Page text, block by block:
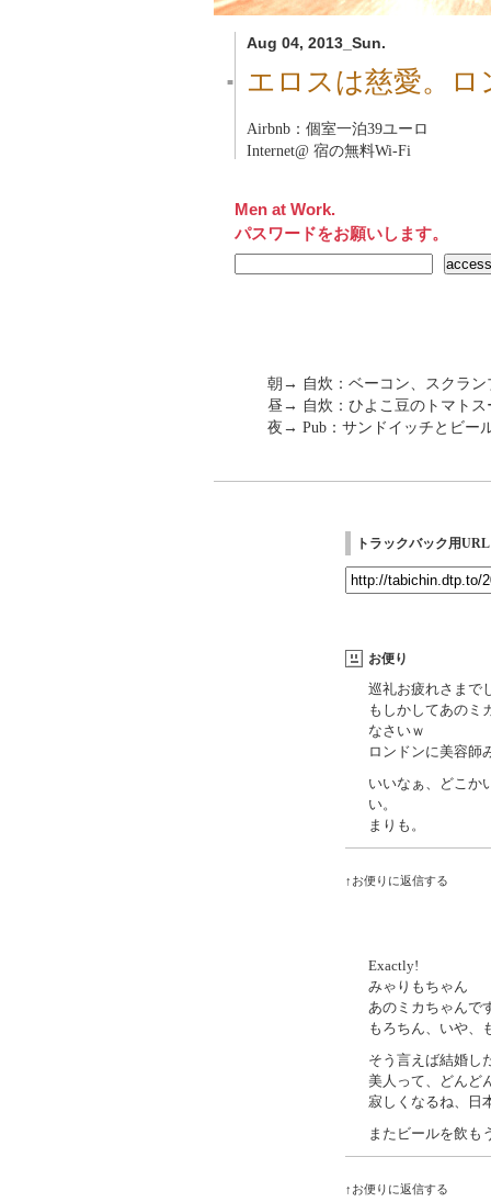
Aug 04, 2013_Sun.
■ エロスは慈愛。
Airbnb：個室一泊39ユーロ
Internet@ 宿の無料Wi-Fi
Men at Work.
パスワードをお願いします。
朝→ 自炊：ベーコン、スクラン
昼→ 自炊：ひよこ豆のトマトス
夜→ Pub：サンドイッチとビー
トラックバック用URL
お便り
巡礼お疲れさまで
もしかしてあのミ
なさいｗ
ロンドンに美容師
いいなぁ、どこか
い。
まりも。
↑お便りに返信する
Exactly!
みゃりもちゃん
あのミカちゃんで
もろちん、いや、
そう言えば結婚し
美人って、どんど
寂しくなるね、日
またビールを飲も
↑お便りに返信する